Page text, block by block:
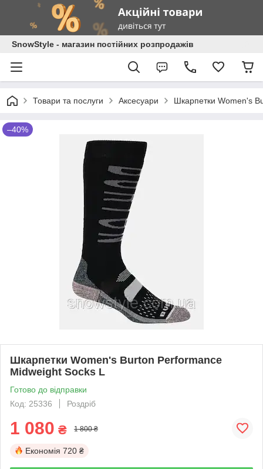
SnowStyle - магазин постійних розпродажів
Товари та послуги Аксесуари Шкарпетки Women's
–40%
Шкарпетки Women's Burton Performance
Midweight Socks L
Готово до відправки
Код: 25336
Роздріб
1 080 ₴ 1 800 ₴
Економія 720 ₴